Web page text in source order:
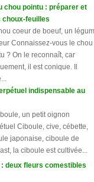
chou pointu : préparer et
choux-feuilles
coeur de boeuf, un
Connaissez-vous le chou
? On le reconnaît, car
il est conique. Il
indispensable au
un petit oignon
Ciboule, cive, cébette,
japonaise, ciboule de
la ciboule est cultivée...
: deux fleurs comestibles